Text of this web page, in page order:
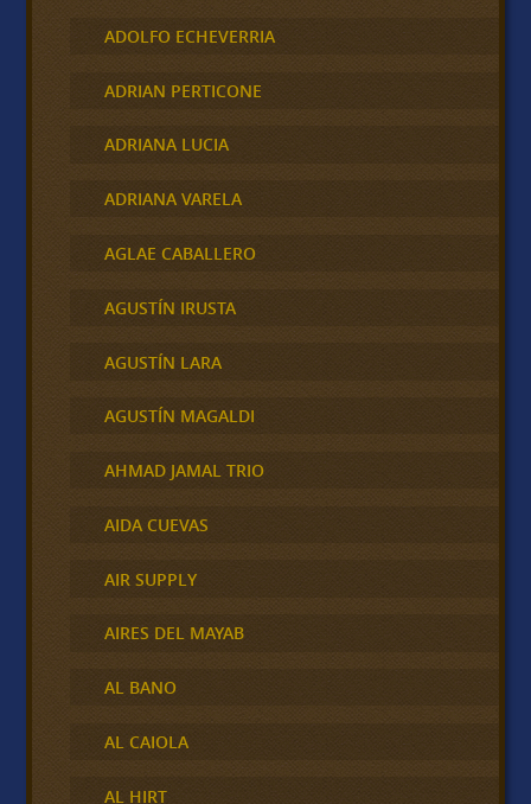
ADOLFO ECHEVERRIA
ADRIAN PERTICONE
ADRIANA LUCIA
ADRIANA VARELA
AGLAE CABALLERO
AGUSTÍN IRUSTA
AGUSTÍN LARA
AGUSTÍN MAGALDI
AHMAD JAMAL TRIO
AIDA CUEVAS
AIR SUPPLY
AIRES DEL MAYAB
AL BANO
AL CAIOLA
AL HIRT